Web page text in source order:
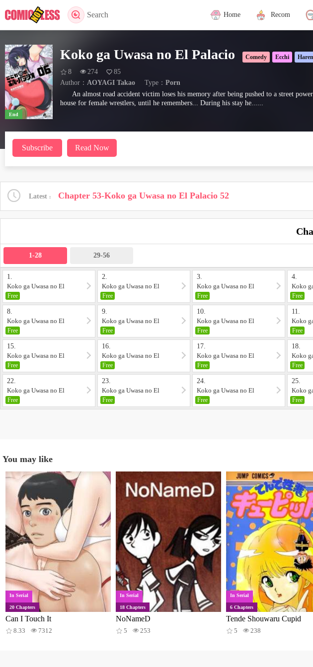
Search Home Recom
End
Koko ga Uwasa no El Palacio Comedy Ecchi
8 274
85
Author： AOYAGI Takao Type： Porn
An almost road accident victim loses his memory after being pushed to a street
house for female wrestlers, until he remembers... During his stay he......
Subscribe Read Now
Latest Chapter 53-Koko ga Uwasa no El Palacio 52
1-28 29-56
1.
Koko ga Uwasa no El
Palacio 1
Free
2.
Koko ga Uwasa no El
Palacio 2
Free
3.
Koko ga Uwasa no El
Palacio 3
Free
4.
Koko
Palacio 4
Free
8.
Koko ga Uwasa no El
Palacio 8
Free
9.
Koko ga Uwasa no El
Palacio 9
Free
10.
Koko ga Uwasa no El
Palacio 10
Free
11.
Koko
Palacio
Free
15.
Koko ga Uwasa no El
Palacio 15
Free
16.
Koko ga Uwasa no El
Palacio 16
Free
17.
Koko ga Uwasa no El
Palacio 17
Free
18.
Koko
Palacio
Free
22.
Koko ga Uwasa no El
Palacio 22
Free
23.
Koko ga Uwasa no El
Palacio 23
Free
24.
Koko ga Uwasa no El
Palacio 24
Free
25.
Koko
Palacio
Free
You may like
In Serial
20 Chapters
Can I Touch It
8.33 7312
In Serial
18 Chapters
NoNameD
5 253
In Serial
6 Chapters
Tende Shouwaru Cupid
5 238